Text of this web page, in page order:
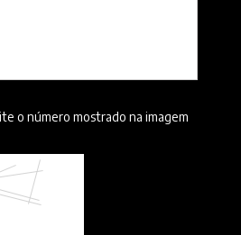
o número mostrado na imagem